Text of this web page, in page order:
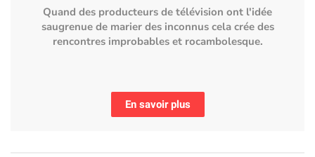
Quand des producteurs de télévision ont l'idée
saugrenue de marier des inconnus cela crée des
rencontres improbables et rocambolesque.
En savoir plus